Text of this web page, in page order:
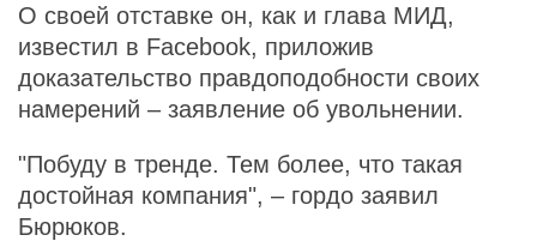
О своей отставке он, как и глава МИД,
известил в Facebook, приложив
доказательство правдоподобности своих
намерений – заявление об увольнении.
"Побуду в тренде. Тем более, что такая
достойная компания", – гордо заявил
Бюрюков.